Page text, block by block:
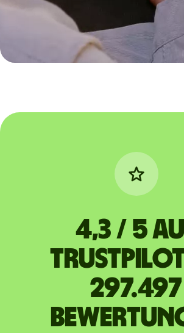
4,3 / 5
Trustpilot
297.497